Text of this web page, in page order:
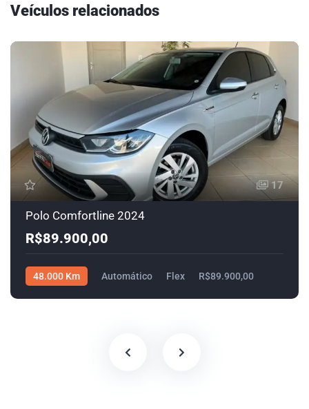
Veículos relacionados
17
Polo Comfortline 2024
R$89.900,00
48.000 Km Automático Flex R$89.900,00